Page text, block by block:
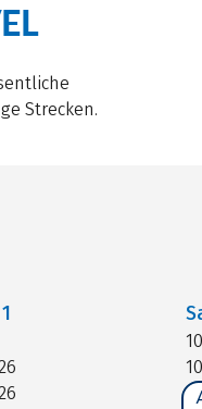
Strecken.
1